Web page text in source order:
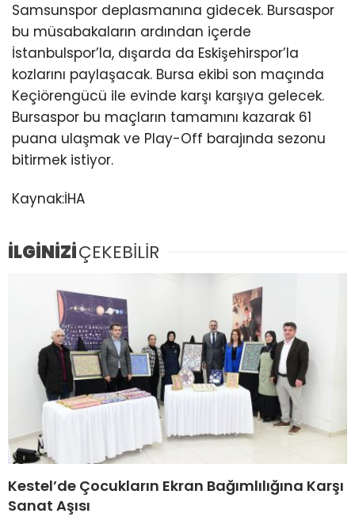
Samsunspor deplasmanına gidecek. Bursaspor
bu müsabakaların ardından içerde
İstanbulspor’la, dışarda da Eskişehirspor’la
kozlarını paylaşacak. Bursa ekibi son maçında
Keçiörengücü ile evinde karşı karşıya gelecek.
Bursaspor bu maçların tamamını kazarak 61
puana ulaşmak ve Play-Off barajında sezonu
bitirmek istiyor.
Kaynak:İHA
İLGİNİZİÇEKEBİLİR
Kestel’de Çocukların Ekran Bağımlılığına Karşı
Sanat Aşısı